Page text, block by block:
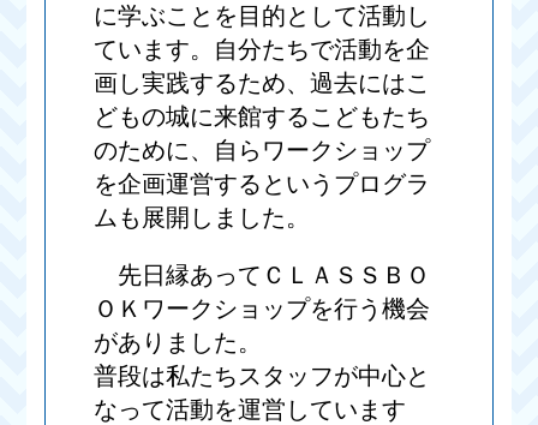
に学ぶことを目的として活動し
ています。自分たちで活動を企
画し実践するため、過去にはこ
どもの城に来館するこどもたち
のために、自らワークショップ
を企画運営するというプログラ
ムも展開しました。
先日縁あってＣＬＡＳＳＢＯ
ＯＫワークショップを行う機会
がありました。
普段は私たちスタッフが中心と
なって活動を運営しています